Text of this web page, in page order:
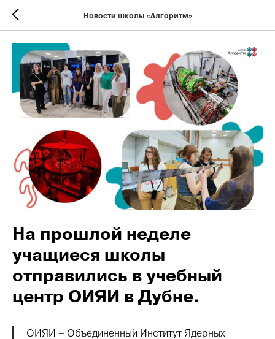
Новости школы «Алгоритм»
На прошлой неделе
учащиеся школы
отправились в учебный
центр ОИЯИ в Дубне.
ОИЯИ – Объединенный Институт Ядерных